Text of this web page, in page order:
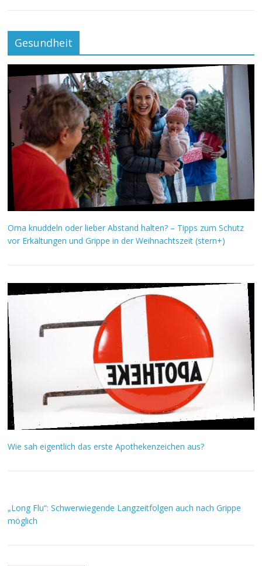
Gesundheit
Oma knuddeln oder lieber Abstand halten? – Tipps zum Schutz
vor Erkältungen und Grippe in der Weihnachtszeit (stern+)
Wie sah eigentlich das erste Apothekenzeichen aus?
„Long Flu“: Schwerwiegende Langzeitfolgen auch nach Grippe
möglich